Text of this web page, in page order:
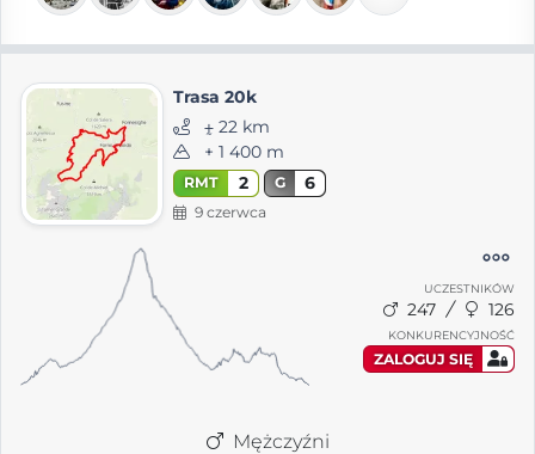
Trasa 20k
⨦ 22 km
+ 1 400 m
RMT 2 G 6
9 czerwca
UCZESTNIKÓW
247 126
KONKURENCYJNOŚĆ
ZALOGUJ SIĘ
Mężczyźni